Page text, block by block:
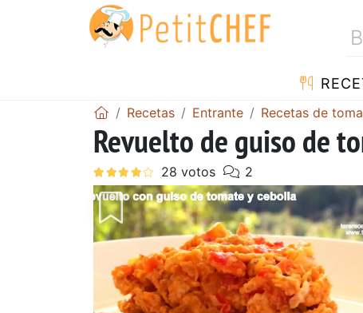
Recetas Entrante Recetas de
Revuelto de guiso de